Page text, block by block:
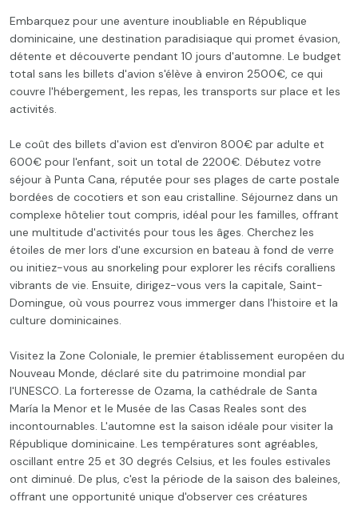
Embarquez pour une aventure inoubliable en République
dominicaine, une destination paradisiaque qui promet évasion,
détente et découverte pendant 10 jours d'automne. Le budget
total sans les billets d'avion s'élève à environ 2500€, ce qui
couvre l'hébergement, les repas, les transports sur place et les
activités.
Le coût des billets d'avion est d'environ 800€ par adulte et
600€ pour l'enfant, soit un total de 2200€. Débutez votre
séjour à Punta Cana, réputée pour ses plages de carte postale
bordées de cocotiers et son eau cristalline. Séjournez dans un
complexe hôtelier tout compris, idéal pour les familles, offrant
une multitude d'activités pour tous les âges. Cherchez les
étoiles de mer lors d'une excursion en bateau à fond de verre
ou initiez-vous au snorkeling pour explorer les récifs coralliens
vibrants de vie. Ensuite, dirigez-vous vers la capitale, Saint-
Domingue, où vous pourrez vous immerger dans l'histoire et la
culture dominicaines.
Visitez la Zone Coloniale, le premier établissement européen du
Nouveau Monde, déclaré site du patrimoine mondial par
l'UNESCO. La forteresse de Ozama, la cathédrale de Santa
María la Menor et le Musée de las Casas Reales sont des
incontournables. L'automne est la saison idéale pour visiter la
République dominicaine. Les températures sont agréables,
oscillant entre 25 et 30 degrés Celsius, et les foules estivales
ont diminué. De plus, c'est la période de la saison des baleines,
offrant une opportunité unique d'observer ces créatures